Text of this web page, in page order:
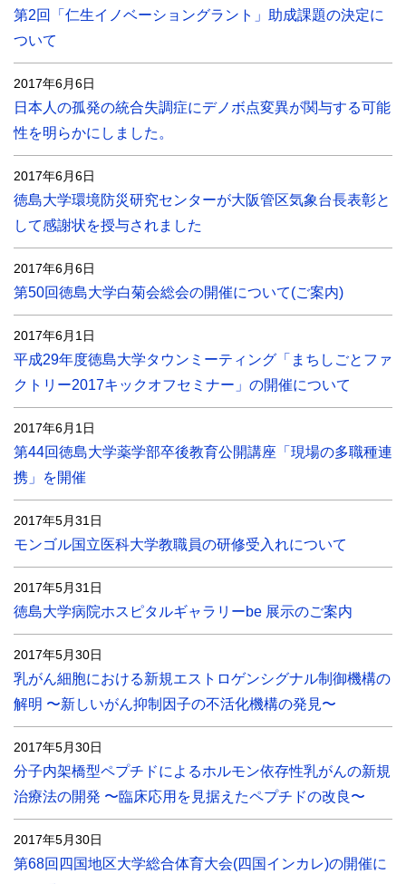
第2回「仁生イノベーショングラント」助成課題の決定に
ついて
2017年6月6日
日本人の孤発の統合失調症にデノボ点変異が関与する可能
性を明らかにしました。
2017年6月6日
徳島大学環境防災研究センターが大阪管区気象台長表彰と
して感謝状を授与されました
2017年6月6日
第50回徳島大学白菊会総会の開催について(ご案内)
2017年6月1日
平成29年度徳島大学タウンミーティング「まちしごとファ
クトリー2017キックオフセミナー」の開催について
2017年6月1日
第44回徳島大学薬学部卒後教育公開講座「現場の多職種連
携」を開催
2017年5月31日
モンゴル国立医科大学教職員の研修受入れについて
2017年5月31日
徳島大学病院ホスピタルギャラリーbe 展示のご案内
2017年5月30日
乳がん細胞における新規エストロゲンシグナル制御機構の
解明 〜新しいがん抑制因子の不活化機構の発見〜
2017年5月30日
分子内架橋型ペプチドによるホルモン依存性乳がんの新規
治療法の開発 〜臨床応用を見据えたペプチドの改良〜
2017年5月30日
第68回四国地区大学総合体育大会(四国インカレ)の開催に